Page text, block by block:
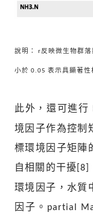
說明： r反映微生物群
小於 0.05 表示具顯著性
此外，還可進行
境因子作為控制
標環境因子矩陣
自相關的干擾 [8]
環境因子，水質
因子。 partial